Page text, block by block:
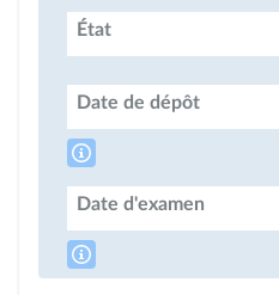
État
Date de dépôt
Date d'examen